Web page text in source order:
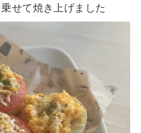
せて焼き上げました